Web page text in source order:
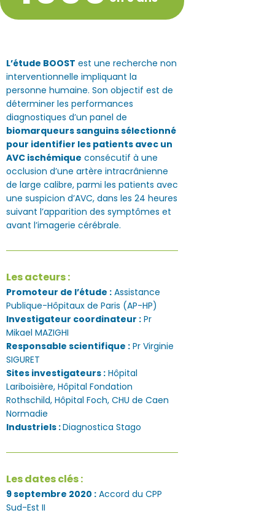
L’étude BOOST est une recherche non
interventionnelle impliquant la
personne humaine. Son objectif est de
déterminer les performances
diagnostiques d’un panel de
biomarqueurs sanguins sélectionné
pour identifier les patients avec un
AVC ischémique consécutif à une
occlusion d’une artère intracrânienne
de large calibre, parmi les patients avec
une suspicion d’AVC, dans les 24 heures
suivant l’apparition des symptômes et
avant l’imagerie cérébrale.
Les acteurs :
Promoteur de l’étude : Assistance
Publique-Hôpitaux de Paris (AP-HP)
Investigateur coordinateur : Pr
Mikael MAZIGHI
Responsable scientifique : Pr Virginie
SIGURET
Sites investigateurs : Hôpital
Lariboisière, Hôpital Fondation
Rothschild, Hôpital Foch, CHU de Caen
Normadie
Industriels :Diagnostica Stago
Les dates clés :
9 septembre 2020 : Accord du CPP
Sud-Est II